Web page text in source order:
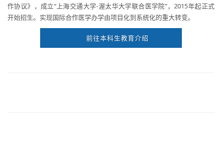
作协议》，成立“上海交通大学-渥太华大学联合医学院”，2015年起正式
开始招生。实现国际合作医学办学由项目化到系统化的重大转变。
前往本科生教育介绍